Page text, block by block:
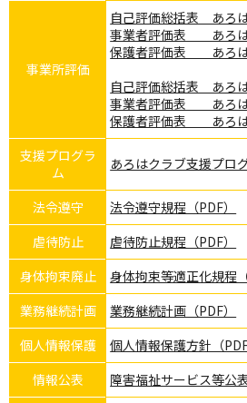
事業所評価
自己評価総括表 あろは
事業者評価表 あろは
保護者評価表 あろは
自己評価総括表 あろ
事業者評価表 あろは
保護者評価表 あろは
支援プログラ
ム
あろはクラブ支援プロ
法令遵守
法令遵守規程（PDF）
虐待防止
虐待防止規程（PDF）
身体拘束廃止
身体拘束等適正化規程（
業務継続計画
業務継続計画（PDF）
個人情報保護
個人情報保護方針（PDF
情報公表
障害福祉サービス等公